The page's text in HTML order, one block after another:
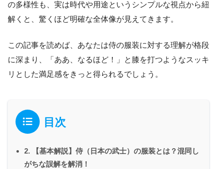
の多様性も、実は時代や用途というシンプルな視点から紐
解くと、驚くほど明確な全体像が見えてきます。
この記事を読めば、あなたは侍の服装に対する理解が格段
に深まり、「ああ、なるほど！」と膝を打つようなスッキ
リとした満足感をきっと得られるでしょう。
目次
2. 【基本解説】侍（日本の武士）の服装とは？混同し
がちな誤解を解消！